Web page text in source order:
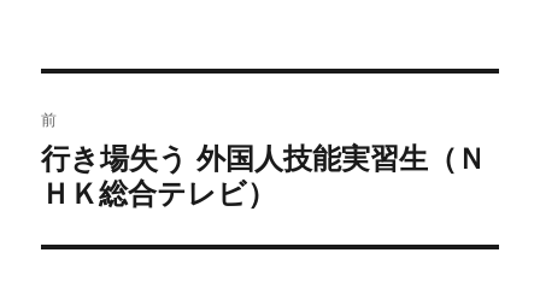
稿
ナ
ビ
前
前
の
行き場失う 外国人技能実習生（Ｎ
ＨＫ総合テレビ）